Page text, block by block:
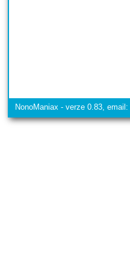
NonoManiax - verze 0.83, email: